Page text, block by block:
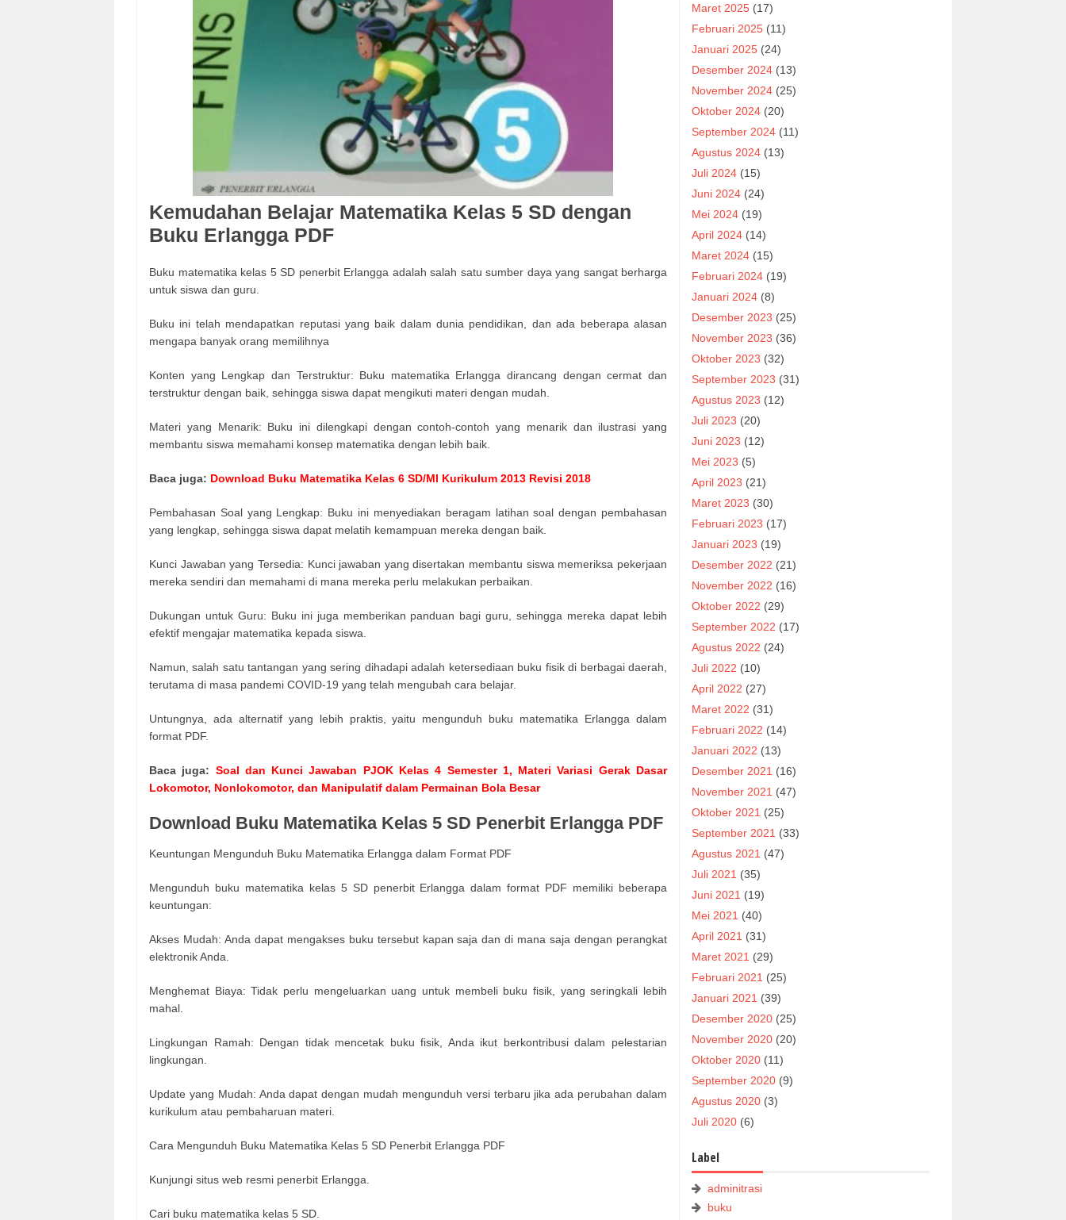
Kemudahan Belajar Matematika Kelas 5 SD dengan
Buku Erlangga PDF
Buku matematika kelas 5 SD penerbit Erlangga adalah salah satu sumber daya yang sangat berharga
untuk siswa dan guru.
Buku ini telah mendapatkan reputasi yang baik dalam dunia pendidikan, dan ada beberapa alasan
mengapa banyak orang memilihnya
Konten yang Lengkap dan Terstruktur: Buku matematika Erlangga dirancang dengan cermat dan
terstruktur dengan baik, sehingga siswa dapat mengikuti materi dengan mudah.
Materi yang Menarik: Buku ini dilengkapi dengan contoh-contoh yang menarik dan ilustrasi yang
membantu siswa memahami konsep matematika dengan lebih baik.
Baca juga: Download Buku Matematika Kelas 6 SD/MI Kurikulum 2013 Revisi 2018
Pembahasan Soal yang Lengkap: Buku ini menyediakan beragam latihan soal dengan pembahasan
yang lengkap, sehingga siswa dapat melatih kemampuan mereka dengan baik.
Kunci Jawaban yang Tersedia: Kunci jawaban yang disertakan membantu siswa memeriksa pekerjaan
mereka sendiri dan memahami di mana mereka perlu melakukan perbaikan.
Dukungan untuk Guru: Buku ini juga memberikan panduan bagi guru, sehingga mereka dapat lebih
efektif mengajar matematika kepada siswa.
Namun, salah satu tantangan yang sering dihadapi adalah ketersediaan buku fisik di berbagai daerah,
terutama di masa pandemi COVID-19 yang telah mengubah cara belajar.
Untungnya, ada alternatif yang lebih praktis, yaitu mengunduh buku matematika Erlangga dalam
format PDF.
Baca juga: Soal dan Kunci Jawaban PJOK Kelas 4 Semester 1, Materi Variasi Gerak Dasar
Lokomotor, Nonlokomotor, dan Manipulatif dalam Permainan Bola Besar
Download Buku Matematika Kelas 5 SD Penerbit Erlangga PDF
Keuntungan Mengunduh Buku Matematika Erlangga dalam Format PDF
Mengunduh buku matematika kelas 5 SD penerbit Erlangga dalam format PDF memiliki beberapa
keuntungan:
Akses Mudah: Anda dapat mengakses buku tersebut kapan saja dan di mana saja dengan perangkat
elektronik Anda.
Menghemat Biaya: Tidak perlu mengeluarkan uang untuk membeli buku fisik, yang seringkali lebih
mahal.
Lingkungan Ramah: Dengan tidak mencetak buku fisik, Anda ikut berkontribusi dalam pelestarian
lingkungan.
Update yang Mudah: Anda dapat dengan mudah mengunduh versi terbaru jika ada perubahan dalam
kurikulum atau pembaharuan materi.
Cara Mengunduh Buku Matematika Kelas 5 SD Penerbit Erlangga PDF
Kunjungi situs web resmi penerbit Erlangga.
Cari buku matematika kelas 5 SD.
Maret 2025 (17)
Februari 2025 (11)
Januari 2025 (24)
Desember 2024 (13)
November 2024 (25)
Oktober 2024 (20)
September 2024 (11)
Agustus 2024 (13)
Juli 2024 (15)
Juni 2024 (24)
Mei 2024 (19)
April 2024 (14)
Maret 2024 (15)
Februari 2024 (19)
Januari 2024 (8)
Desember 2023 (25)
November 2023 (36)
Oktober 2023 (32)
September 2023 (31)
Agustus 2023 (12)
Juli 2023 (20)
Juni 2023 (12)
Mei 2023 (5)
April 2023 (21)
Maret 2023 (30)
Februari 2023 (17)
Januari 2023 (19)
Desember 2022 (21)
November 2022 (16)
Oktober 2022 (29)
September 2022 (17)
Agustus 2022 (24)
Juli 2022 (10)
April 2022 (27)
Maret 2022 (31)
Februari 2022 (14)
Januari 2022 (13)
Desember 2021 (16)
November 2021 (47)
Oktober 2021 (25)
September 2021 (33)
Agustus 2021 (47)
Juli 2021 (35)
Juni 2021 (19)
Mei 2021 (40)
April 2021 (31)
Maret 2021 (29)
Februari 2021 (25)
Januari 2021 (39)
Desember 2020 (25)
November 2020 (20)
Oktober 2020 (11)
September 2020 (9)
Agustus 2020 (3)
Juli 2020 (6)
Label
adminitrasi
buku